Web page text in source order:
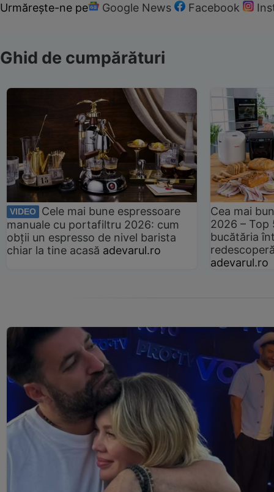
Urmărește-ne pe Google News Facebook
Ghid de cumpărături
VIDEO
Cele mai bune espressoare
manuale cu portafiltru 2026: cum
obții un espresso de nivel barista
chiar la tine acasă adevarul.ro
Cea mai
2026 –
bucătăria
adevarul.ro